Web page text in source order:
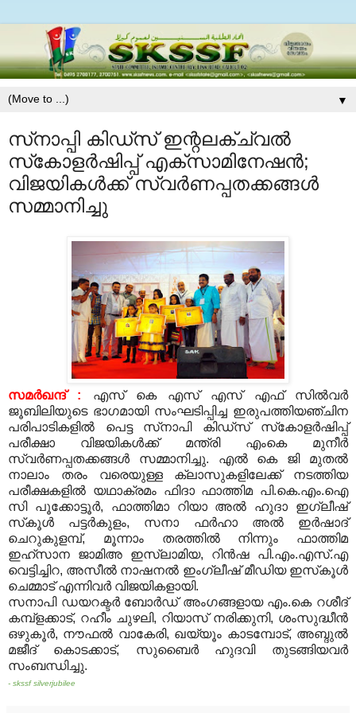
▼
സ്‌നാപ്പി കിഡ്‌സ് ഇന്റലക്ച്വല്‍
സ്‌കോളര്‍ഷിപ്പ് എക്‌സാമിനേഷന്‍;
വിജയികള്‍ക്ക് സ്വര്‍ണപ്പതക്കങ്ങള്‍
സമ്മാനിച്ചു
സമര്‍ഖന്ദ് : എസ് കെ എസ് എസ് എഫ് സില്‍വര്‍
ജൂബിലിയുടെ ഭാഗമായി സംഘടിപ്പിച്ച ഇരുപത്തിയഞ്ചിന
പരിപാടികളില്‍ പെട്ട സ്‌നാപി കിഡ്‌സ് സ്‌കോളര്‍ഷിപ്പ്
പരീക്ഷാ വിജയികള്‍ക്ക് മന്ത്രി എംകെ മുനീര്‍
സ്വര്‍ണപ്പതക്കങ്ങള്‍ സമ്മാനിച്ചു. എല്‍ കെ ജി മുതല്‍
നാലാം തരം വരെയുള്ള ക്ലാസുകളിലേക്ക് നടത്തിയ
പരീക്ഷകളില്‍ യഥാക്രമം ഫിദാ ഫാത്തിമ പി.കെ.എം.ഐ
സി പൂക്കോട്ടൂര്‍, ഫാത്തിമാ റിയാ അല്‍ ഹുദാ ഇഗ്ലീഷ്
സ്‌കൂള്‍ പട്ടര്‍കുളം, സനാ ഫര്‍ഹാ അല്‍ ഇര്‍ഷാദ്
ചെറുകുളമ്പ്, മൂന്നാം തരത്തില്‍ നിന്നും ഫാത്തിമ
ഇഹ്‌സാന ജാമിഅ ഇസ്‌ലാമിയ, റിന്‍ഷ പി.എം.എസ്.എ
വെട്ടിച്ചിറ, അസീല്‍ നാഷനല്‍ ഇംഗ്ലീഷ് മീഡിയ ഇസ്‌കൂള്‍
ചെമ്മാട് എന്നിവര്‍ വിജയികളായി.
സനാപി ഡയറക്ടര്‍ ബോര്‍ഡ് അംഗങ്ങളായ എം.കെ റശീദ്
കമ്പ്‌ളക്കാട്, റഹീം ചുഴലി, റിയാസ് നരിക്കുനി, ശംസുദ്ധീന്‍
ഒഴുകൂര്‍, നൗഫല്‍ വാകേരി, ഖയ്യൂം കാടമ്പോട്, അബ്ദുല്‍
മജീദ് കൊടക്കാട്, സുബൈര്‍ ഹുദവി തുടങ്ങിയവര്‍
സംബന്ധിച്ചു.
- skssf silverjubilee